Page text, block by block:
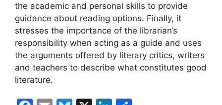
the academic and personal skills to provide
guidance about reading options. Finally, it
stresses the importance of the librarian’s
responsibility when acting as a guide and uses
the arguments offered by literary critics, writers
and teachers to describe what constitutes good
literature.